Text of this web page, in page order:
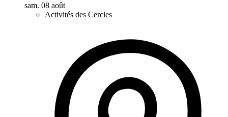
sam. 08 août
Activités des Cercles